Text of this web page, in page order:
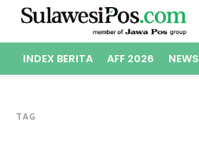
INDEX BERITA AFF 2026 NEWS
TAG